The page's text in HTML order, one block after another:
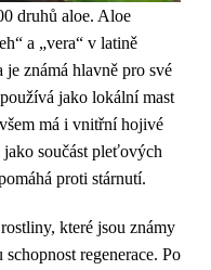
druhů aloe. Aloe
a „vera“ v latině
je známá hlavně pro své
jako lokální mast
má i vnitřní hojivé
součást pleťových
proti stárnutí.
které jsou známy
regenerace. Po